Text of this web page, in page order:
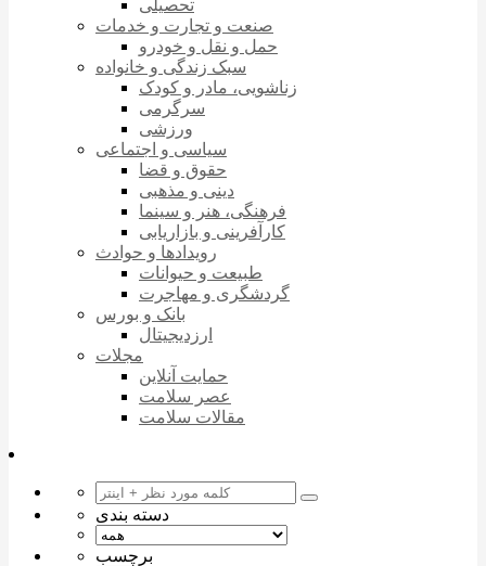
تحصیلی
صنعت و تجارت و خدمات
حمل و نقل و خودرو
سبک زندگی و خانواده
زناشویی، مادر و کودک
سرگرمی
ورزشی
سیاسی و اجتماعی
حقوق و قضا
دینی و مذهبی
فرهنگی، هنر و سینما
کارآفرینی و بازاریابی
رویدادها و حوادث
طبیعت و حیوانات
گردشگری و مهاجرت
بانک و بورس
ارزدیجیتال
مجلات
حمایت آنلاین
عصر سلامت
مقالات سلامت
دسته بندی
برچسب